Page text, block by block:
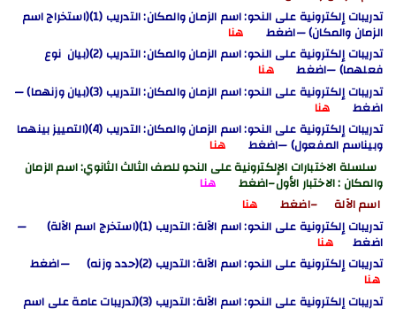
تدريبات إلكترونية على النحو: اسم الزمان والمكان: التدريب (1)(استخراج اسم
الزمان والمكان) —اضغط هنا
تدريبات إلكترونية على النحو: اسم الزمان والمكان: التدريب (2)(بيان نوع
فعلهما) —اضغطهنا
تدريبات إلكترونية على النحو: اسم الزمان والمكان: التدريب (3)(بيان وزنهما) —
اضغط هنا
تدريبات إلكترونية على النحو: اسم الزمان والمكان: التدريب (4)(التمييز بينهما
وبيناسم المفعول) —اضغط هنا
سلسلة الاختبارات الإلكترونية على النحو للصف الثالث الثانوي: اسم الزمان
والمكان : الاختبار الأول–اضغطهنا
اسم الآلة –اضغط
هنا
تدريبات إلكترونية على النحو: اسم الآلة: التدريب (1)(استخرج اسم الآلة) —
اضغطهنا
تدريبات إلكترونية على النحو: اسم الآلة: التدريب (2)(حدد وزنه) —اضغط
هنا
تدريبات إلكترونية على النحو: اسم الآلة: التدريب (3)(تدريبات عامة على اسم